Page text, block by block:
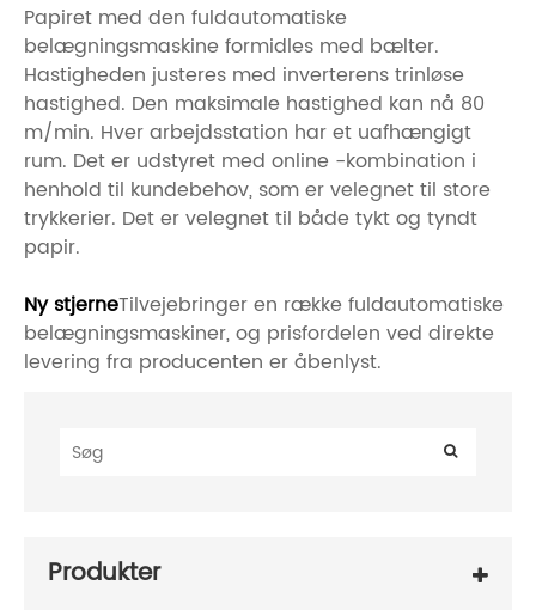
Papiret med den fuldautomatiske
belægningsmaskine formidles med bælter.
Hastigheden justeres med inverterens trinløse
hastighed. Den maksimale hastighed kan nå 80
m/min. Hver arbejdsstation har et uafhængigt
rum. Det er udstyret med online -kombination i
henhold til kundebehov, som er velegnet til store
trykkerier. Det er velegnet til både tykt og tyndt
papir.
Ny stjerneTilvejebringer en række fuldautomatiske
belægningsmaskiner, og prisfordelen ved direkte
levering fra producenten er åbenlyst.
Produkter